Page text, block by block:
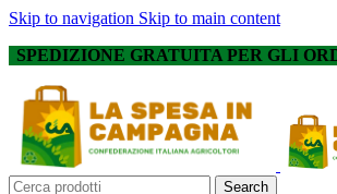
Skip to navigation Skip to main content
SPEDIZIONE GRATUITA PER GLI
Search